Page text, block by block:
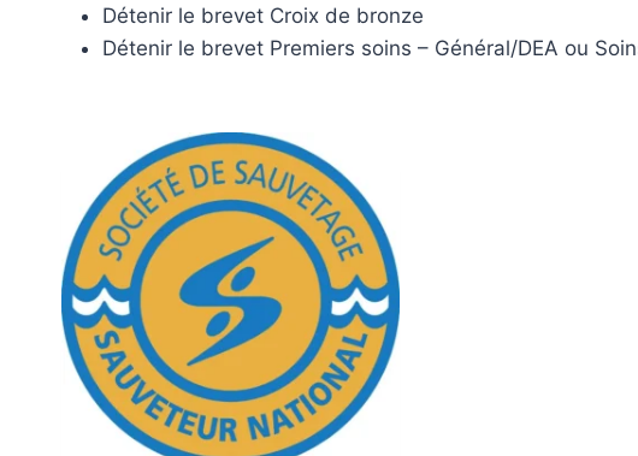
Détenir le brevet Croix de bronze
Détenir le brevet Premiers soins – Général/DEA ou